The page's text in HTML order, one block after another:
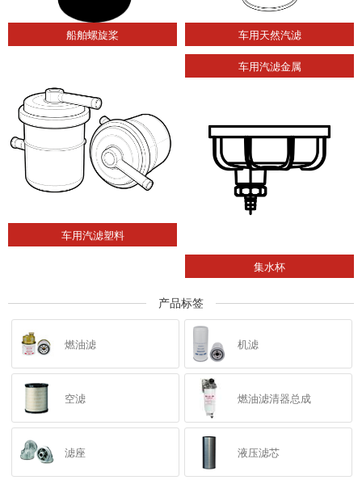
船舶螺旋桨 车用天然汽滤
车用汽滤塑料
车用汽滤金属
集水杯
产品标签
燃油滤 机滤
空滤 燃油滤清器总成
滤座 液压滤芯